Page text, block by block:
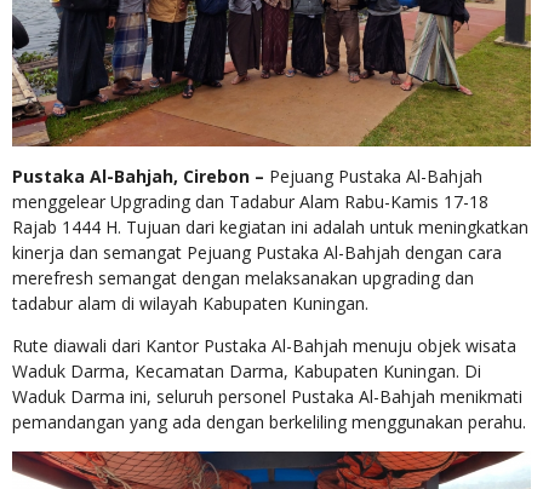
Pustaka Al-Bahjah, Cirebon – Pejuang Pustaka Al-Bahjah
menggelear Upgrading dan Tadabur Alam Rabu-Kamis 17-18
Rajab 1444 H. Tujuan dari kegiatan ini adalah untuk meningkatkan
kinerja dan semangat Pejuang Pustaka Al-Bahjah dengan cara
merefresh semangat dengan melaksanakan upgrading dan
tadabur alam di wilayah Kabupaten Kuningan.
Rute diawali dari Kantor Pustaka Al-Bahjah menuju objek wisata
Waduk Darma, Kecamatan Darma, Kabupaten Kuningan. Di
Waduk Darma ini, seluruh personel Pustaka Al-Bahjah menikmati
pemandangan yang ada dengan berkeliling menggunakan perahu.